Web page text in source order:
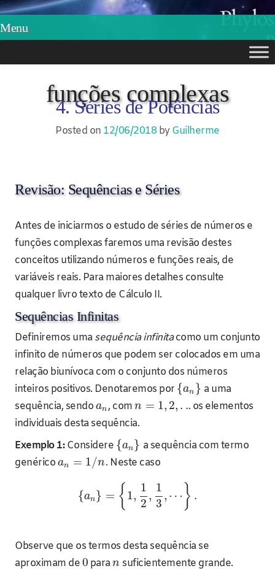
Phylos.net
Menu
funções complexas
4. Séries de Potências
Posted on 12/06/2018 byGuilherme
Revisão: Sequências e Séries
Antes de iniciarmos o estudo de séries de números e
funções complexas faremos uma revisão destes
conceitos utilizando números e funções reais, de
variáveis reais. Para maiores detalhes consulte
qualquer livro texto de Cálculo II.
Sequências Infinitas
Definiremos umasequência infinitacomo um conjunto
infinito de números que podem ser colocados em uma
relação biunívoca com o conjunto dos números
inteiros positivos. Denotaremos por {an } a uma
sequência, sendo an , comn = 1, 2, . .. os elementos
individuais desta sequência.
Exemplo 1:Considere {an } a sequência com termo
genérico an = 1/n. Neste caso
{an } = { 1,
1
2
,
1
3
, ⋯ } .
Observe que os termos desta sequência se
aproximam de0 paran suficientemente grande.